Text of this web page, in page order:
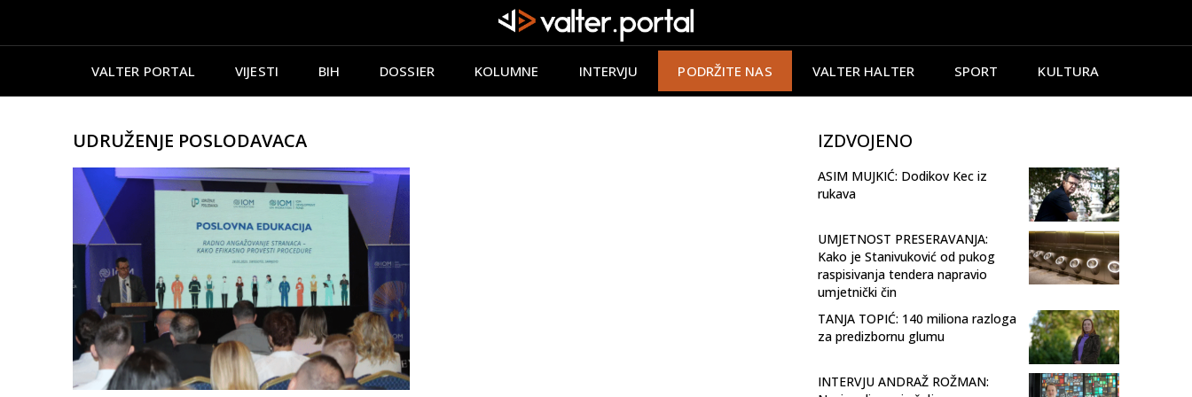
VALTER PORTAL VIJESTI BIH DOSSIER KOLUMNE INTERVJU PODRŽITE NAS VALTER HALTER SPORT KULTURA
UDRUŽENJE POSLODAVACA IZDVOJENO
ASIM MUJKIĆ: Dodikov Kec iz
rukava
UMJETNOST PRESERAVANJA:
Kako je Stanivuković od pukog
raspisivanja tendera napravio
umjetnički čin
TANJA TOPIĆ: 140 miliona razloga
za predizbornu glumu
INTERVJU ANDRAŽ ROŽMAN: